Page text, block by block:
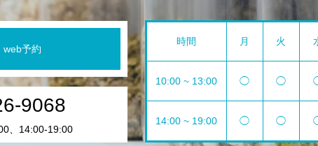
web予約
9068
、14:00-19:00
時間 月 火
10:00 ~ 13:00 ◯ ◯
14:00 ~ 19:00 ◯ ◯